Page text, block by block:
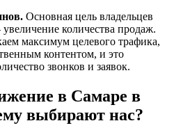
Основная цель владельцев
количества продаж.
максимум целевого трафика,
контентом, и это
звонков и заявок.
в Самаре в
выбирают нас?